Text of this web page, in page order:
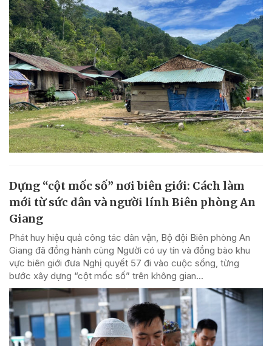
Dựng “cột mốc số” nơi biên giới: Cách làm
mới từ sức dân và người lính Biên phòng An
Giang
Phát huy hiệu quả công tác dân vận, Bộ đội Biên phòng An
Giang đã đồng hành cùng Người có uy tín và đồng bào khu
vực biên giới đưa Nghị quyết 57 đi vào cuộc sống, từng
bước xây dựng “cột mốc số” trên không gian...